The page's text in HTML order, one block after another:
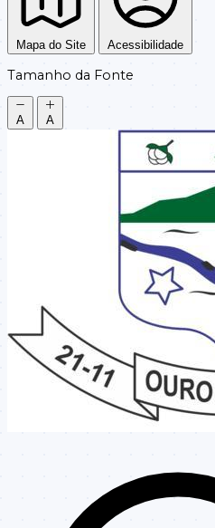
Mapa do Site Acessibilidade
Tamanho da Fonte
A A